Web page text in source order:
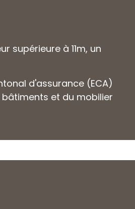
supérieure à 11m, un
d'assurance (ECA)
et du mobilier